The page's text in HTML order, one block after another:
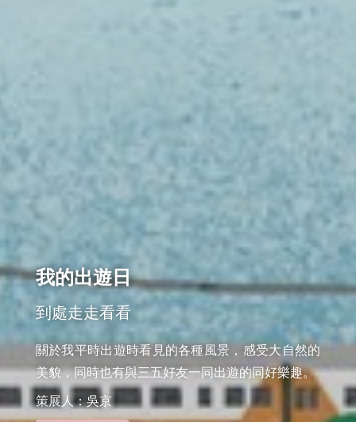
我的出遊日
到處走走看看
關於我平時出遊時看見的各種風景，感受大自然的
美貌，同時也有與三五好友一同出遊的同好樂趣。
策展人：吳京